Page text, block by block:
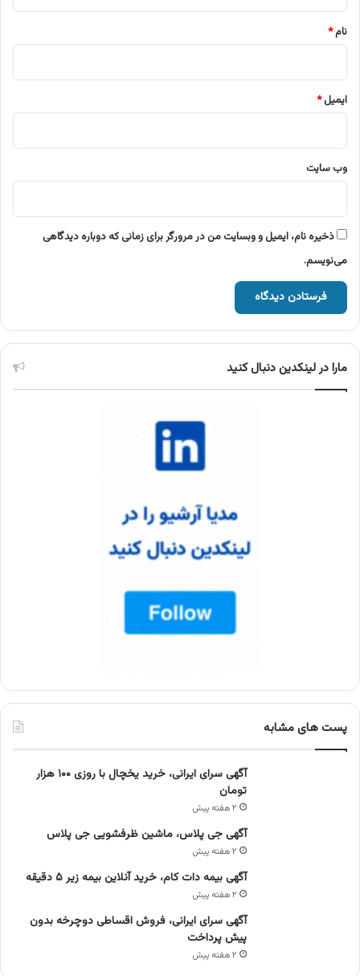
نام*
ایمیل*
وب‌ سایت
ذخیره نام، ایمیل و وبسایت من در مرورگر برای زمانی که دوباره دیدگاهی
می‌نویسم.
مارا در لینکدین دنبال کنید
پست های مشابه
آگهی سرای ایرانی، خرید یخچال با روزی ۱۰۰ هزار
تومان
۲ هفته پیش
آگهی جی پلاس، ماشین ظرفشویی جی پلاس
۲ هفته پیش
آگهی بیمه دات کام، خرید آنلاین بیمه زیر ۵ دقیقه
۲ هفته پیش
آگهی سرای ایرانی، فروش اقساطی دوچرخه بدون
پیش پرداخت
۲ هفته پیش